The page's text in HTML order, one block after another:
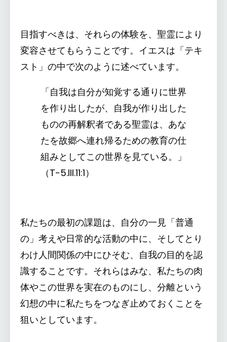
目指すべきは、それらの体験を、聖霊により
変容させてもらうことです。イエスは「テキ
スト」の中で次のように述べています。
「自我は自分が知覚する通りに世界
を作り出したが、自我が作り出した
ものの再解釈者である聖霊は、あな
たを故郷へ連れ帰るための教育の仕
組みとしてこの世界を見ている。」
（T-5.III.11:1）
私たちの最初の課題は、自分の一見「普通
の」考えや日常的な活動の中に、そしてとり
わけ人間関係の中にひそむ、自我の目的を認
識することです。それらはみな、私たちの肉
体やこの世界を実在のものにし、分離という
幻想の中に私たちをつなぎ止めておくことを
狙いとしています。